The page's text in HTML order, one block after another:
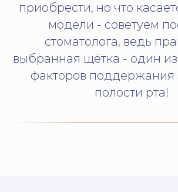
приобрести, но что
модели - советуем
стоматолога, ведь
выбранная щётка - один
факторов поддержания
полости рта!